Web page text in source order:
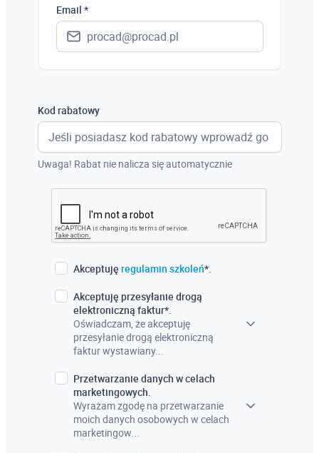
Email *
Kod rabatowy
Uwaga! Rabat nie nalicza się automatycznie
Akceptuję regulamin szkoleń*.
Akceptuję przesyłanie drogą
elektroniczną faktur*.
Oświadczam, że akceptuję
przesyłanie drogą elektroniczną
faktur wystawiany...
Przetwarzanie danych w celach
marketingowych.
Wyrażam zgodę na przetwarzanie
moich danych osobowych w celach
marketingow...
Niemcy
Wielka Brytania
Włochy
Francja
Szwecja
Holandia
Czechy